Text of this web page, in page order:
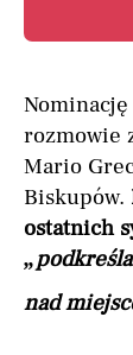
rozmowie
Mario
Biskupów.
ostatnich
nad